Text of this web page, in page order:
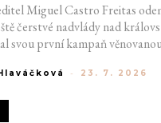
Miguel Castro Freitas
čerstvé nadvlády nad
svou první kampaň
dorazil. Umně mísí výrazy
- 23. 7. 2026